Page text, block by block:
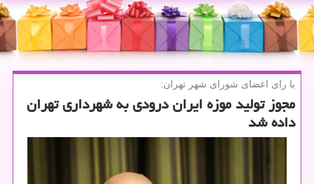
با رای اعضای شورای شهر تهران:
مجوز تولید موزه ایران درودی به شهرداری تهران
داده شد